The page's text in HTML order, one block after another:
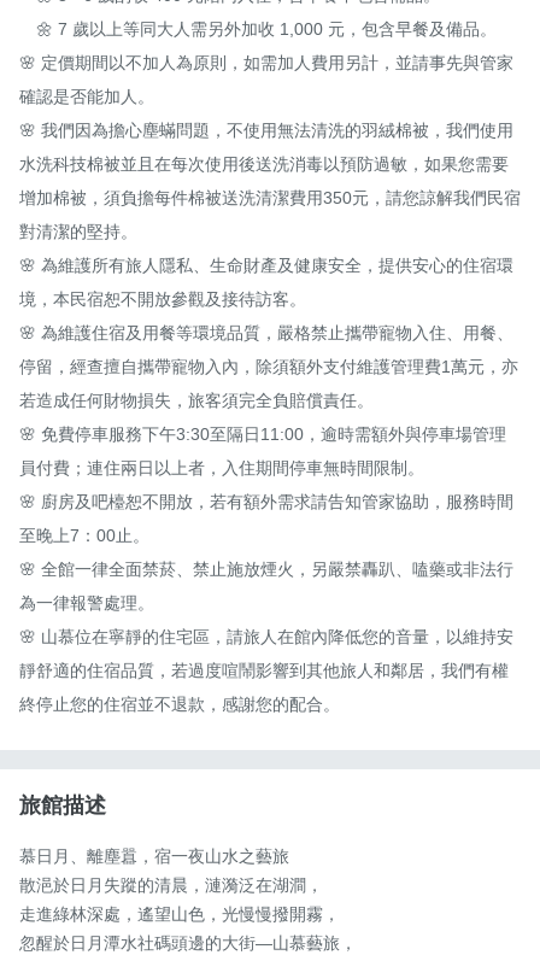
🌼 7 歲以上等同大人需另外加收 1,000 元，包含早餐及備品。
🌸 定價期間以不加人為原則，如需加人費用另計，並請事先與管家
確認是否能加人。
🌸 我們因為擔心塵蟎問題，不使用無法清洗的羽絨棉被，我們使用
水洗科技棉被並且在每次使用後送洗消毒以預防過敏，如果您需要
增加棉被，須負擔每件棉被送洗清潔費用350元，請您諒解我們民宿
對清潔的堅持。
🌸 為維護所有旅人隱私、生命財產及健康安全，提供安心的住宿環
境，本民宿恕不開放參觀及接待訪客。
🌸 為維護住宿及用餐等環境品質，嚴格禁止攜帶寵物入住、用餐、
停留，經查擅自攜帶寵物入內，除須額外支付維護管理費1萬元，亦
若造成任何財物損失，旅客須完全負賠償責任。
🌸 免費停車服務下午3:30至隔日11:00，逾時需額外與停車場管理
員付費；連住兩日以上者，入住期間停車無時間限制。
🌸 廚房及吧檯恕不開放，若有額外需求請告知管家協助，服務時間
至晚上7：00止。
🌸 全館一律全面禁菸、禁止施放煙火，另嚴禁轟趴、嗑藥或非法行
為一律報警處理。
🌸 山慕位在寧靜的住宅區，請旅人在館內降低您的音量，以維持安
靜舒適的住宿品質，若過度喧鬧影響到其他旅人和鄰居，我們有權
終停止您的住宿並不退款，感謝您的配合。
旅館描述
慕日月、離塵囂，宿一夜山水之藝旅
散浥於日月失蹤的清晨，漣漪泛在湖澗，
走進綠林深處，遙望山色，光慢慢撥開霧，
忽醒於日月潭水社碼頭邊的大街—山慕藝旅，